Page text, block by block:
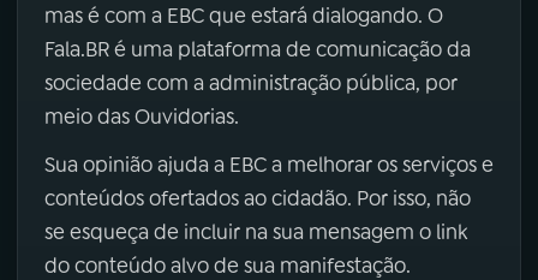
mas é com a EBC que estará dialogando. O
Fala.BR é uma plataforma de comunicação da
sociedade com a administração pública, por
meio das Ouvidorias.
Sua opinião ajuda a EBC a melhorar os serviços e
conteúdos ofertados ao cidadão. Por isso, não
se esqueça de incluir na sua mensagem o link
do conteúdo alvo de sua manifestação.